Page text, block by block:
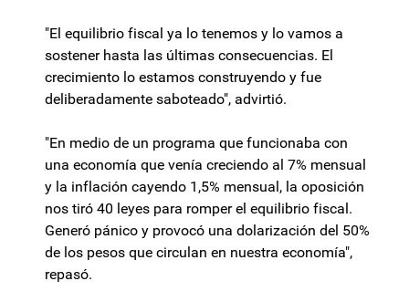
"El equilibrio fiscal ya lo tenemos y lo vamos a
sostener hasta las últimas consecuencias. El
crecimiento lo estamos construyendo y fue
deliberadamente saboteado", advirtió.
"En medio de un programa que funcionaba con
una economía que venía creciendo al 7% mensual
y la inflación cayendo 1,5% mensual, la oposición
nos tiró 40 leyes para romper el equilibrio fiscal.
Generó pánico y provocó una dolarización del 50%
de los pesos que circulan en nuestra economía",
repasó.